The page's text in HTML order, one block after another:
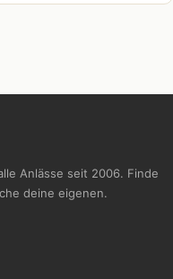
Anlässe seit 2006. Finde
deine eigenen.